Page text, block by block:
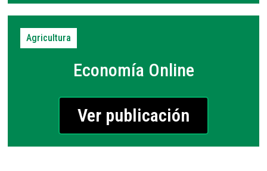
Agricultura
Economía Online
Ver publicación